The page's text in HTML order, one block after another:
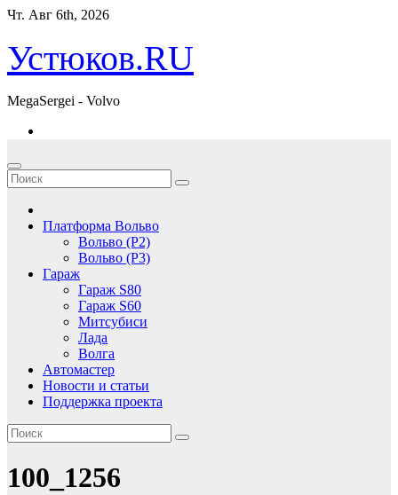
Перейти
содержимому
Чт. Авг 6th, 2026
Устюков.RU
MegaSergei - Volvo
Платформа Вольво
Вольво (P2)
Вольво (P3)
Гараж
Гараж S80
Гараж S60
Митсубиси
Лада
Волга
Автомастер
Новости и статьи
Поддержка проекта
100_1256